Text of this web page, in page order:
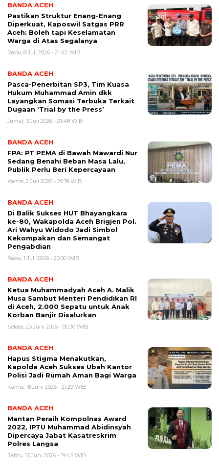
BANDA ACEH
Pastikan Struktur Enang-Enang
Diperkuat, Kaposwil Satgas PRR
Aceh: Boleh tapi Keselamatan
Warga di Atas Segalanya
Rabu, 8 Juli 2026 - 21:42 WIB
BANDA ACEH
Pasca-Penerbitan SP3, Tim Kuasa
Hukum Muhammad Amin dkk
Layangkan Somasi Terbuka Terkait
Dugaan ‘Trial by the Press’
Jumat, 3 Juli 2026 - 21:48 WIB
BANDA ACEH
FPA: PT PEMA di Bawah Mawardi Nur
Sedang Benahi Beban Masa Lalu,
Publik Perlu Beri Kepercayaan
Kamis, 2 Juli 2026 - 20:19 WIB
BANDA ACEH
Di Balik Sukses HUT Bhayangkara
ke-80, Wakapolda Aceh Brigjen Pol.
Ari Wahyu Widodo Jadi Simbol
Kekompakan dan Semangat
Pengabdian
Rabu, 1 Juli 2026 - 20:30 WIB
BANDA ACEH
Ketua Muhammadyah Aceh A. Malik
Musa Sambut Menteri Pendidikan RI
di Aceh, 2.000 Sepatu untuk Anak
Korban Banjir Disalurkan
Selasa, 23 Juni 2026 - 00:30 WIB
BANDA ACEH
Hapus Stigma Menakutkan,
Kapolda Aceh Sukses Ubah Kantor
Polisi Jadi Rumah Aman Bagi Warga
Kamis, 18 Juni 2026 - 21:29 WIB
BANDA ACEH
Mantan Peraih Kompolnas Award
2022, IPTU Muhammad Abidinsyah
Dipercaya Jabat Kasatreskrim
Polres Langsa
Sabtu, 13 Juni 2026 - 19:45 WIB